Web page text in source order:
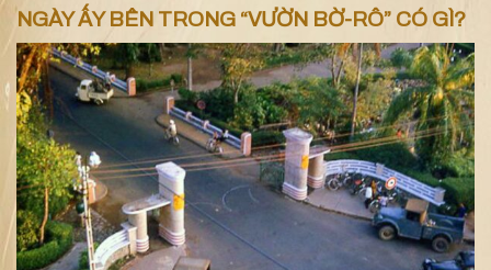
NGÀY ẤY BÊN TRONG “VƯỜN BỜ-RÔ” CÓ GÌ?